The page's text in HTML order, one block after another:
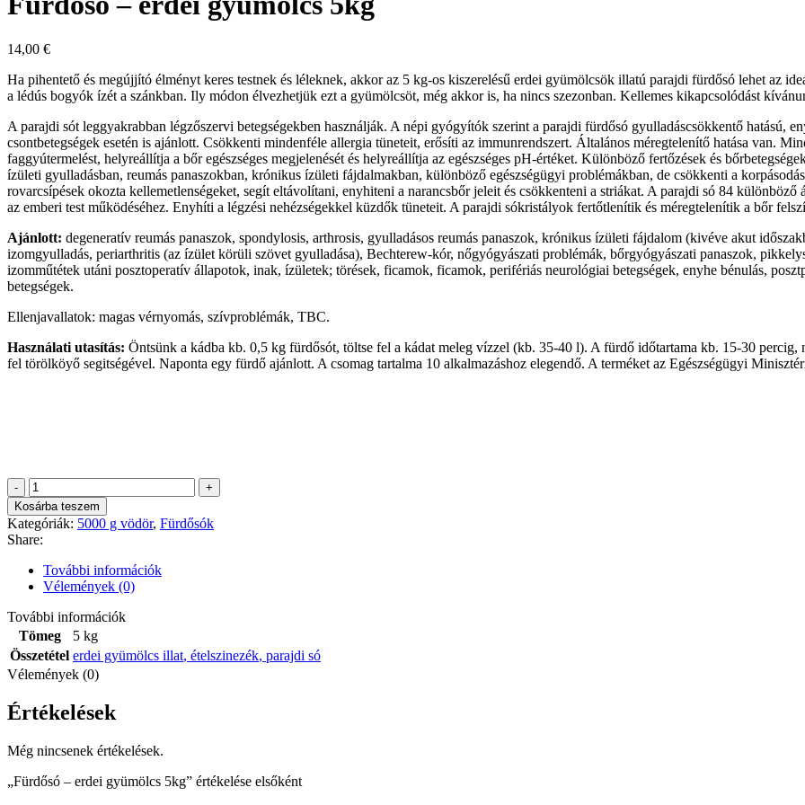
14,00 €
Ha pihentető és megújjító élményt keres testnek és léleknek, akkor az 5 kg-os kiszerelésű erdei gyümölcsök illatú parajdi fürdősó lehet az
a lédús bogyók ízét a szánkban. Ily módon élvezhetjük ezt a gyümölcsöt, még akkor is, ha nincs szezonban. Kellemes kikapcsolódást
A parajdi sót leggyakrabban légzőszervi betegségekben használják. A népi gyógyítók szerint a parajdi fürdősó gyulladáscsökkentő hatású,
csontbetegségek esetén is ajánlott. Csökkenti mindenféle allergia tüneteit, erősíti az immunrendszert. Általános méregtelenítő hatása van.
faggyútermelést, helyreállítja a bőr egészséges megjelenését és helyreállítja az egészséges pH-értéket. Különböző fertőzések és
ízületi gyulladásban, reumás panaszokban, krónikus ízületi fájdalmakban, különböző egészségügyi problémákban, de csökkenti a
rovarcsípések okozta kellemetlenségeket, segít eltávolítani, enyhiteni a narancsbőr jeleit és csökkenteni a striákat. A parajdi só 84
az emberi test működéséhez. Enyhíti a légzési nehézségekkel küzdők tüneteit. A parajdi sókristályok fertőtlenítik és méregtelenítik a bőr
Ajánlott: degeneratív reumás panaszok, spondylosis, arthrosis, gyulladásos reumás panaszok, krónikus ízületi fájdalom (kivéve akut
izomgyulladás, periarthritis (az ízület körüli szövet gyulladása), Bechterew-kór, nőgyógyászati problémák, bőrgyógyászati panaszok,
izomműtétek utáni posztoperatív állapotok, inak, ízületek; törések, ficamok, ficamok, perifériás neurológiai betegségek, enyhe bénulás,
betegségek.
Ellenjavallatok: magas vérnyomás, szívproblémák, TBC.
Használati utasítás: Öntsünk a kádba kb. 0,5 kg fürdősót, töltse fel a kádat meleg vízzel (kb. 35-40 l). A fürdő időtartama kb. 15-30 percig,
fel törölköyő segitségével. Naponta egy fürdő ajánlott. A csomag tartalma 10 alkalmazáshoz elegendő. A terméket az Egészségügyi
Fürdősó
-
erdei
gyümölcs
5kg
mennyiség
Kosárba teszem
Kategóriák: 5000 g vödör, Fürdősók
Share:
További információk
Vélemények (0)
További információk
Tömeg
5 kg
Összetétel erdei gyümölcs illat, ételszinezék, parajdi só
Vélemények (0)
Értékelések
Még nincsenek értékelések.
„Fürdősó – erdei gyümölcs 5kg” értékelése elsőként